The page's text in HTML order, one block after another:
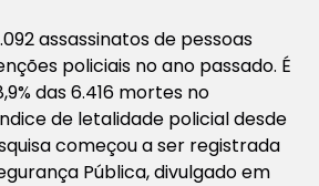
assassinatos de pessoas
policiais no ano passado. É
das 6.416 mortes no
de letalidade policial desde
começou a ser registrada
Pública, divulgado em